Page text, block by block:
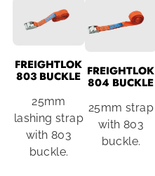
FREIGHTLOK
803 BUCKLE
25mm
lashing strap
with 803
buckle.
FREIGHTLOK
804 BUCKLE
25mm strap
with 803
buckle.